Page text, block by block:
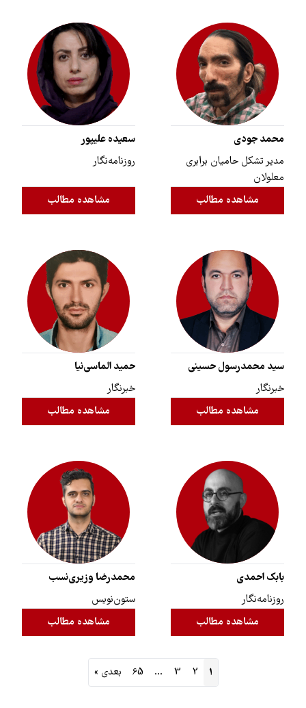
محمد جودی
مدیر تشکل حامیان برابری
معلولان
مشاهده مطالب
سعیده علیپور
روزنامه‌نگار
مشاهده مطالب
سید محمد‌رسول حسینی
خبرنگار
مشاهده مطالب
حمید الماسی‌نیا
خبرنگار
مشاهده مطالب
بابک احمدی
روزنامه‌نگار
مشاهده مطالب
محمدرضا وزیری‌نسب
ستون‌نویس
مشاهده مطالب
1
2
3
…
65 بعدی »